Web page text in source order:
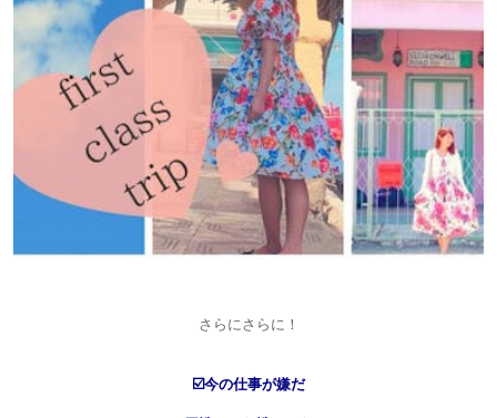
さらにさらに！
☑️今の仕事が嫌だ